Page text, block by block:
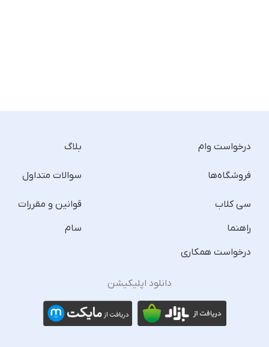
درخواست وام
فروشگاه‌ها
سی کلاب
راهنما
درخواست همکاری
بلاگ
سوالات متداول
قوانین و مقررات
سام
دانلود اپلیکیشن